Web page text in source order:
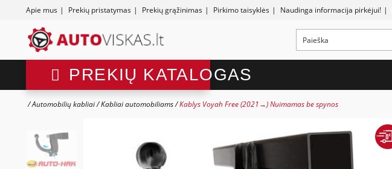
Apie mus | Prekių pristatymas | Prekių grąžinimas | Pirkimo taisyklės | Naudinga informacija pirkėjui! |
PREKIŲ KATALOGAS
Automobilių kabliai Kabliai automobiliams Kablys Voyah Free (2021→) Nuimamas be spynos